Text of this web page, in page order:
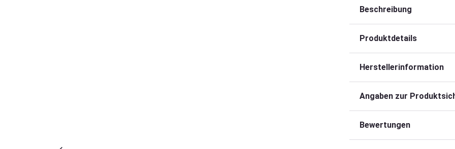
Beschreibung
Produktdetails
Herstellerinformation
Angaben zur
Bewertungen